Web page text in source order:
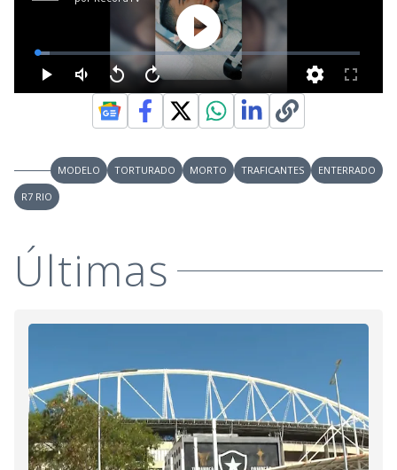
MODELO TORTURADO MORTO TRAFICANTES
ENTERRADO
R7 RIO
Últimas